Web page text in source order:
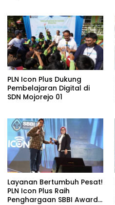
PLN Icon Plus Dukung
Pembelajaran Digital di
SDN Mojorejo 01
Layanan Bertumbuh Pesat!
PLN Icon Plus Raih
Penghargaan SBBI Awards